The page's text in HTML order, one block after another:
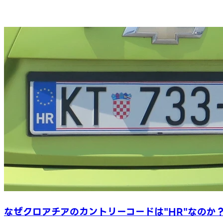
なぜクロアチアのカントリーコードは"HR"なのか